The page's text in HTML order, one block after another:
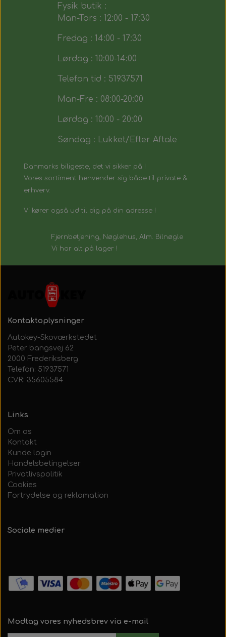
Fysik butik :
Man-Tors : 12:00 - 17:30
Fredag : 14:00 - 17:30
Lørdag : 10:00-14:00
Telefon tid : 51937571
Man-Fre : 08:00-20:00
Lørdag : 10:00 - 20:00
Søndag : Lukket/Efter Aftale
Danmarks biligeste, det vi sikker på !
Vores sortiment henvender sig både til private &
erhverv.
Vi kører også ud til dig på din adresse !
Fjernbetjening, Nøglehus, Alm. Bilnøgle
Vi har alt på lager !
Kontaktoplysninger
Autokey-Skoværkstedet
Peter bangsvej 62
2000 Frederiksberg
Telefon: 51937571
CVR: 35605584
Links
Om os
Kontakt
Kunde login
Handelsbetingelser
Privatlivspolitik
Cookies
Fortrydelse og reklamation
Sociale medier
Modtag vores nyhedsbrev via e-mail